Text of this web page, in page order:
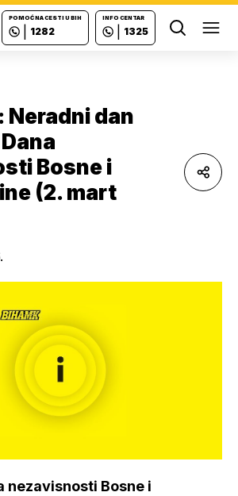
POMOĆ NA CESTI U BIH
1282
INFO CENTAR
1325
Neradni dan
Bosne i
(2. mart
nezavisnosti Bosne i